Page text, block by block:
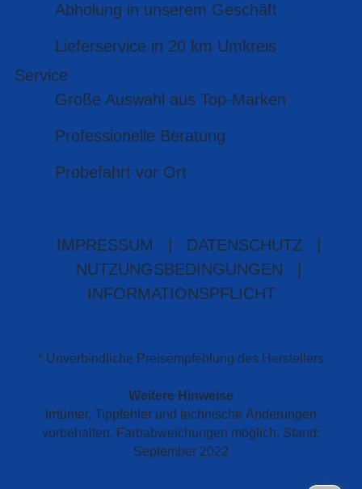
Abholung in unserem Geschäft
Lieferservice in 20 km Umkreis
Service
Große Auswahl aus Top-Marken
Professionelle Beratung
Probefahrt vor Ort
IMPRESSUM DATENSCHUTZ
NUTZUNGSBEDINGUNGEN
INFORMATIONSPFLICHT
* Unverbindliche Preisempfehlung des Herstellers
Weitere Hinweise
Irrtümer, Tippfehler und technische Änderungen
vorbehalten. Farbabweichungen möglich. Stand:
September 2022